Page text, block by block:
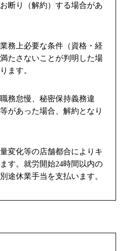
断り（解約）する場合があ
務上必要な条件（資格・経
たさないことが判明した場
ます。
務怠慢、秘密保持義務違
があった場合、解約となり
変化等の店舗都合によりキ
す。就労開始24時間以内の
途休業手当を支払います。